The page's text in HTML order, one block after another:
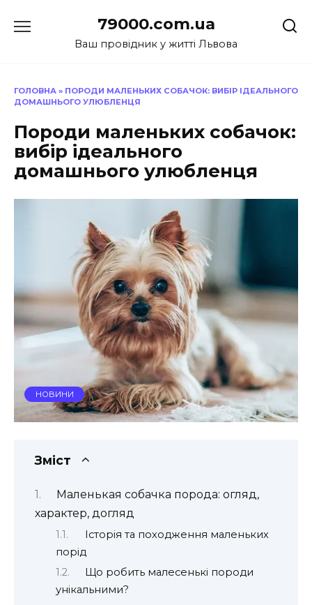
до
79000.com.ua
Ваш провідник у житті Львова
ГОЛОВНА » ПОРОДИ МАЛЕНЬКИХ СОБАЧОК: ВИБІР ІДЕАЛЬНОГО
ДОМАШНЬОГО УЛЮБЛЕНЦЯ
Породи маленьких собачок:
вибір ідеального
домашнього улюбленця
НОВИНИ
Зміст
Маленькая собачка порода: огляд,
характер, догляд
Історія та походження маленьких
порід
Що робить малесенькі породи
унікальними?